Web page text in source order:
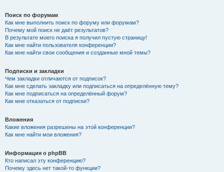
Поиск по форумам
Как мне выполнить поиск по форуму или форумам?
Почему мой поиск не даёт результатов?
В результате моего поиска я получил пустую страницу!
Как мне найти пользователя конференции?
Как мне найти свои сообщения и созданные мной темы?
Подписки и закладки
Чем закладки отличаются от подписок?
Как мне сделать закладку или подписаться на определённую тему?
Как мне подписаться на определённый форум?
Как мне отказаться от подписки?
Вложения
Какие вложения разрешены на этой конференции?
Как мне найти мои вложения?
Информация о phpBB
Кто написал эту конференцию?
Почему здесь нет такой-то функции?